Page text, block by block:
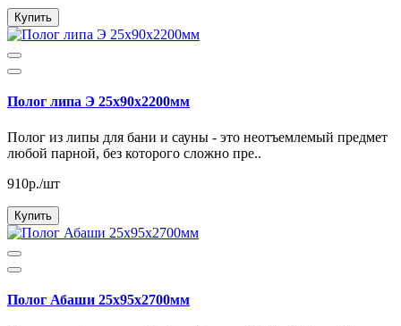
Купить
Полог липа Э 25х90х2200мм
Полог из липы для бани и сауны - это неотъемлемый предмет
любой парной, без которого сложно пре..
910р./шт
Купить
Полог Абаши 25х95х2700мм